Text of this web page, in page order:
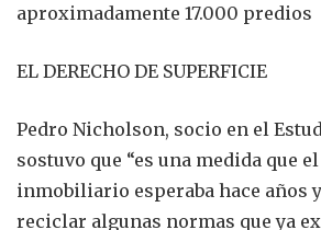
aproximadamente 17.000 predios
EL DERECHO DE SUPERFICIE
Pedro Nicholson, socio en el
sostuvo que “es una medida que
inmobiliario esperaba hace años
reciclar algunas normas que ya